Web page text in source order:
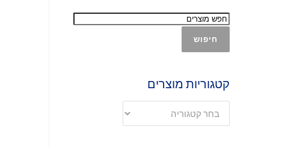
חיפוש
קטגוריות מוצרים